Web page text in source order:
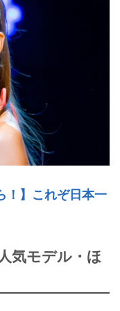
！】これぞ日本一
気モデル・ほ